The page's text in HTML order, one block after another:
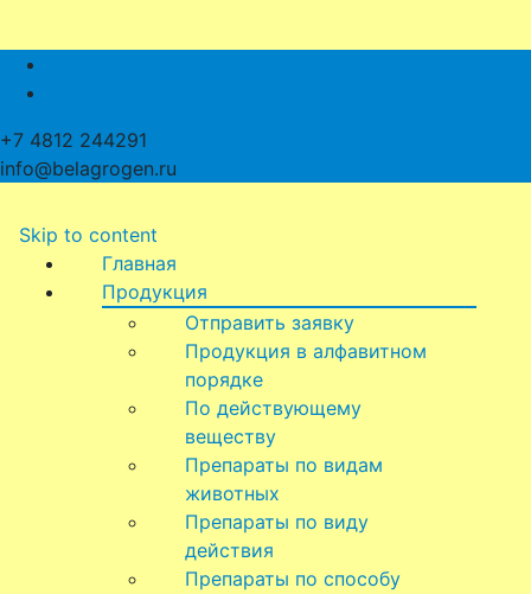
+7 4812 244291
info@belagrogen.ru
Skip to content
Главная
Продукция
Отправить заявку
Продукция в алфавитном
порядке
По действующему
веществу
Препараты по видам
животных
Препараты по виду
действия
Препараты по способу